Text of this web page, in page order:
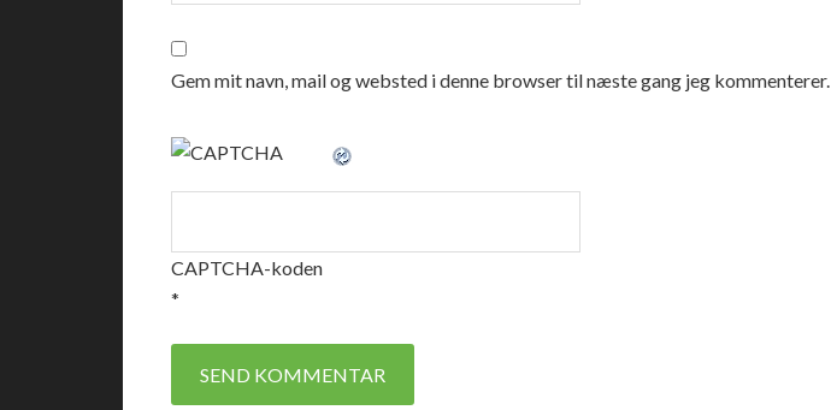
Gem mit navn, mail og websted i denne browser til næste gang jeg kommenterer.
CAPTCHA-koden
*